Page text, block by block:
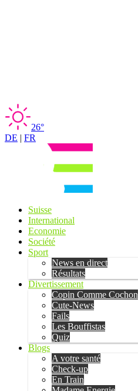
26°
DE | FR
Suisse
International
Economie
Société
Sport
News en direct
Résultats
Divertissement
Copin Comme Cochon
Cute-News
Fails
Les Bouffistas
Quiz
Blogs
A votre santé
Check-up
En Train